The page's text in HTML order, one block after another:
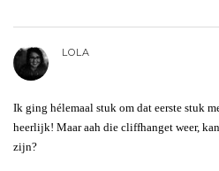
LOLA
Ik ging hélemaal stuk om dat eerste stuk
heerlijk! Maar aah die cliffhanget weer,
zijn?